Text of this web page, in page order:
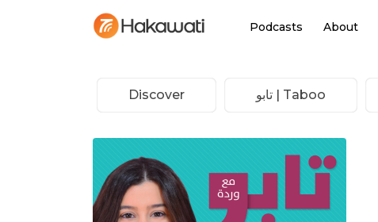
Podcasts About
Discover Taboo | تابو